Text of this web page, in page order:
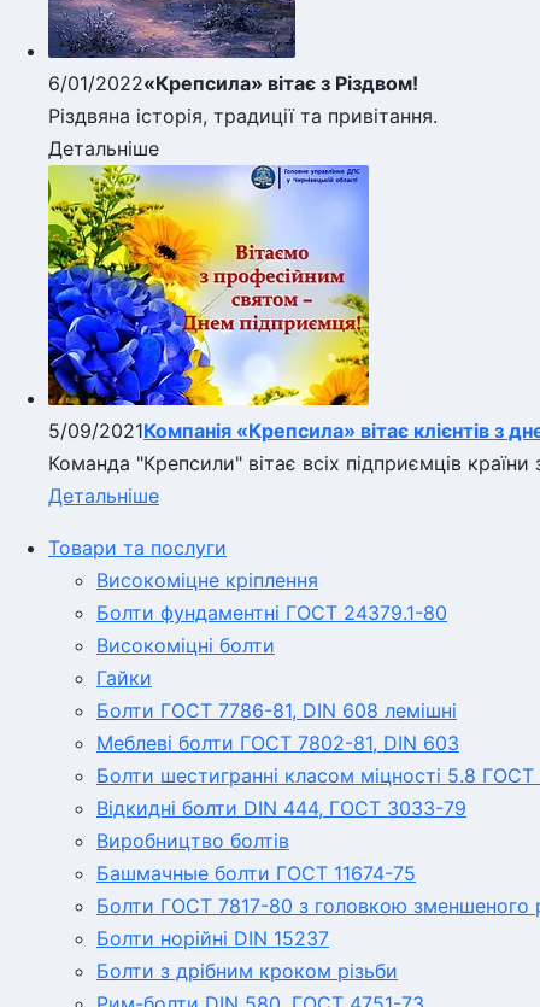
6/01/2022«Крепсила» вітає з Різдвом!
Різдвяна історія, традиції та привітання.
Детальніше
5/09/2021Компанія «Крепсила» вітає клієнтів з
Команда "Крепсили" вітає всіх підприємців країни
Детальніше
Товари та послуги
Високоміцне кріплення
Болти фундаментні ГОСТ 24379.1-80
Високоміцні болти
Гайки
Болти ГОСТ 7786-81, DIN 608 лемішні
Меблеві болти ГОСТ 7802-81, DIN 603
Болти шестигранні класом міцності 5.8
Відкидні болти DIN 444, ГОСТ 3033-79
Виробництво болтів
Башмачные болти ГОСТ 11674-75
Болти ГОСТ 7817-80 з головкою зменшеного
Болти норійні DIN 15237
Болти з дрібним кроком різьби